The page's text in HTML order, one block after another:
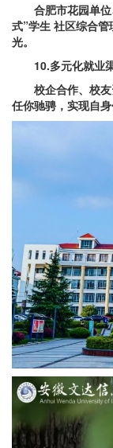
合肥市花园单
式”学生 社区综合
光。
10.多元化就业
校企合作、校
任你驰骋，实现自身